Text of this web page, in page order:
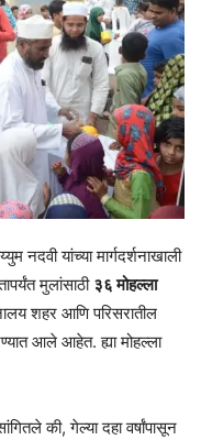
यांच्या मार्गदर्शनाखाली
मुलांसाठी ३६ मोहल्ला
शहर आणि परिसरातील
आले आहेत. ह्या मोहल्ला
की, गेल्या दहा वर्षांपासून